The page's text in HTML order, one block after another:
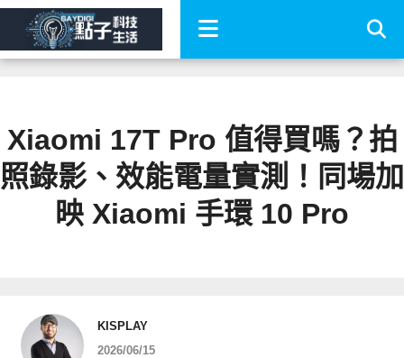
Xiaomi 17T Pro 值得買嗎？拍
照錄影、效能電量實測！同場加
映 Xiaomi 手環 10 Pro
KISPLAY
2026/06/15